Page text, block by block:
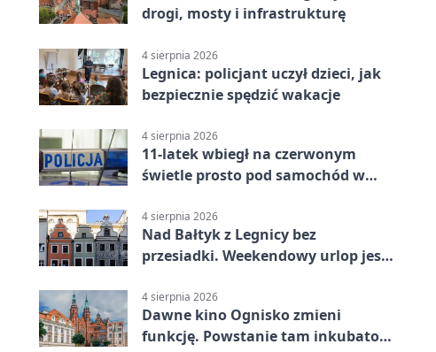
drogi, mosty i infrastrukturę
4 sierpnia 2026
Legnica: policjant uczył dzieci, jak
bezpiecznie spędzić wakacje
4 sierpnia 2026
11-latek wbiegł na czerwonym
świetle prosto pod samochód w
4 sierpnia 2026
Nad Bałtyk z Legnicy bez
przesiadki. Weekendowy urlop jest
4 sierpnia 2026
Dawne kino Ognisko zmieni
funkcję. Powstanie tam inkubator